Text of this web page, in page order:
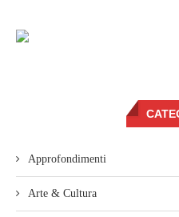
Approfondimenti
Arte & Cultura